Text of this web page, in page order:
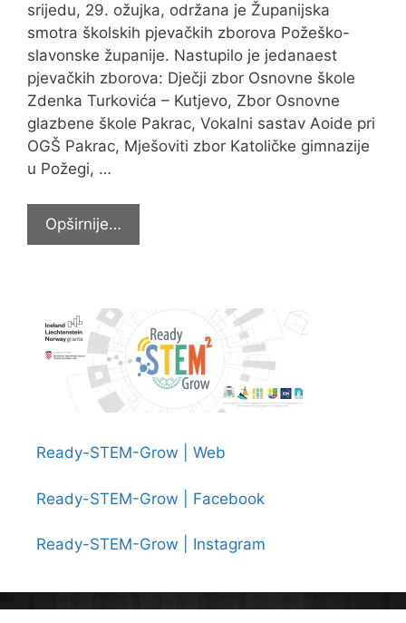
srijedu, 29. ožujka, održana je Županijska
smotra školskih pjevačkih zborova Požeško-
slavonske županije. Nastupilo je jedanaest
pjevačkih zborova: Dječji zbor Osnovne škole
Zdenka Turkovića – Kutjevo, Zbor Osnovne
glazbene škole Pakrac, Vokalni sastav Aoide pri
OGŠ Pakrac, Mješoviti zbor Katoličke gimnazije
u Požegi, …
Opširnije…
se
zborova
Ready-STEM-Grow | Web
Ready-STEM-Grow | Facebook
Ready-STEM-Grow | Instagram